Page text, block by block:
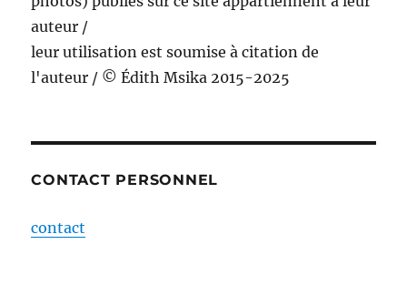
auteur /
leur utilisation est soumise à citation de
l'auteur / © Édith Msika 2015-2025
CONTACT PERSONNEL
contact